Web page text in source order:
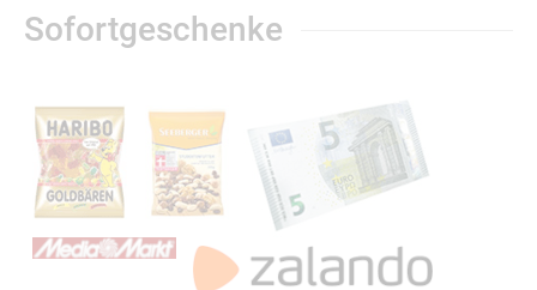
Sofortgeschenke